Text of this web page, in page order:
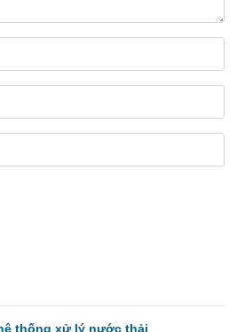
thống xử lý nước thải